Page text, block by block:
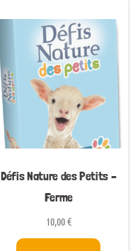
Défis Nature des Petits –
Ferme
10,00€